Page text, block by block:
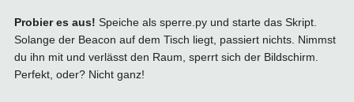
Probier es aus! Speiche als sperre.py und starte das Skript.
Solange der Beacon auf dem Tisch liegt, passiert nichts. Nimmst
du ihn mit und verlässt den Raum, sperrt sich der Bildschirm.
Perfekt, oder? Nicht ganz!